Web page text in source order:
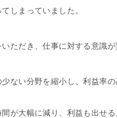
しまっていました。
ただき、仕事に対する意識が
ない分野を縮小し、利益率
が大幅に減り、利益も出せる